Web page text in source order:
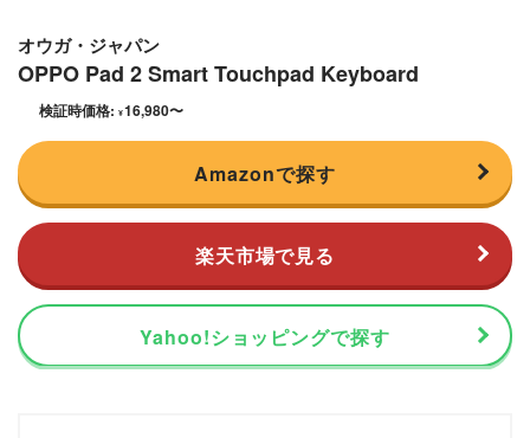
オウガ・ジャパン
OPPO Pad 2 Smart Touchpad Keyboard
検証時価格: ¥16,980〜
Amazonで探す
楽天市場で見る
Yahoo!ショッピングで探す